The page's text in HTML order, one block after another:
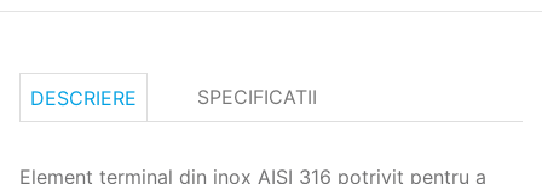
DESCRIERE SPECIFICATII
Element terminal din inox AISI 316 potrivit pentru a